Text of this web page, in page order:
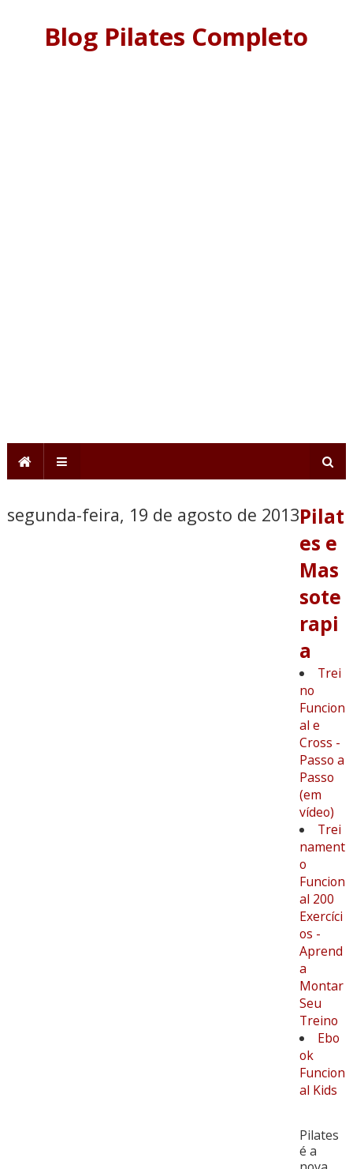
Blog Pilates Completo
segunda-feira, 19 de agosto de 2013Pilat
es e
Mas
sote
rapi
a
Trei
no
Funcion
al e
Cross -
Passo a
Passo
(em
vídeo)
Trei
nament
o
Funcion
al 200
Exercíci
os -
Aprend
a
Montar
Seu
Treino
Ebo
ok
Funcion
al Kids
Pilates
é a